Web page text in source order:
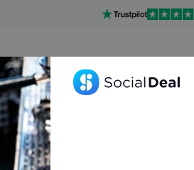
Ontdek 15.000+